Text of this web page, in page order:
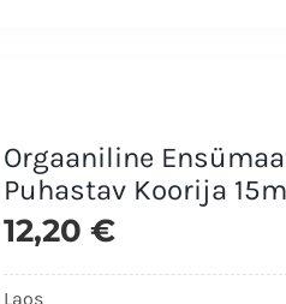
Orgaaniline
Puhastav Koorija
12,20 €
Laos